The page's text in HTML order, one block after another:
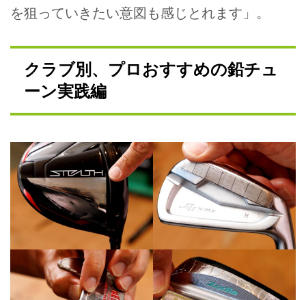
を狙っていきたい意図も感じとれます」。
クラブ別、プロおすすめの鉛チュ
ーン実践編